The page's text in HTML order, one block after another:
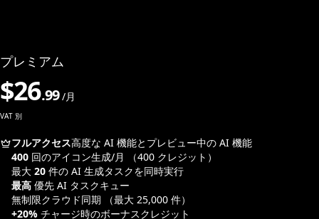
プレミアム
$26.99 /月
VAT 別
フルアクセス高度な AI 機能とプレビュー中の AI 機能
400 回のアイコン生成/月
（400 クレジット）
最大 20 件の AI 生成タスクを同時実行
最高 優先 AI タスクキュー
無制限クラウド同期
（最大 25,000 件）
+20% チャージ時のボーナスクレジット